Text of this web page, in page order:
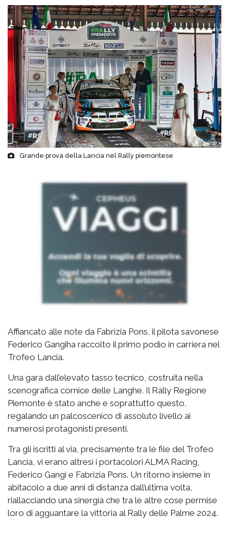
Grande prova della Lancia nel Rally piemontese
Affiancato alle note da Fabrizia Pons, il pilota savonese
Federico Gangiha raccolto il primo podio in carriera nel
Trofeo Lancia.
Una gara dall’elevato tasso tecnico, costruita nella
scenografica cornice delle Langhe. Il Rally Regione
Piemonte è stato anche e soprattutto questo,
regalando un palcoscenico di assoluto livello ai
numerosi protagonisti presenti.
Tra gli iscritti al via, precisamente tra le file del Trofeo
Lancia, vi erano altresì i portacolori ALMA Racing,
Federico Gangi e Fabrizia Pons. Un ritorno insieme in
abitacolo a due anni di distanza dall’ultima volta,
riallacciando una sinergia che tra le altre cose permise
loro di agguantare la vittoria al Rally delle Palme 2024.